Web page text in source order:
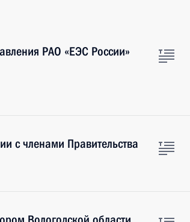
РАО «ЕЭС России»
с членами Правительства